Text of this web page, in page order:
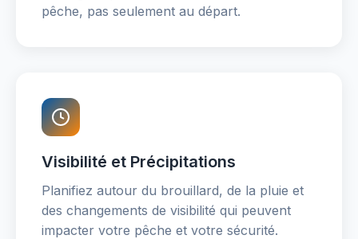
pêche, pas seulement au départ.
Visibilité et Précipitations
Planifiez autour du brouillard, de la pluie et
des changements de visibilité qui peuvent
impacter votre pêche et votre sécurité.